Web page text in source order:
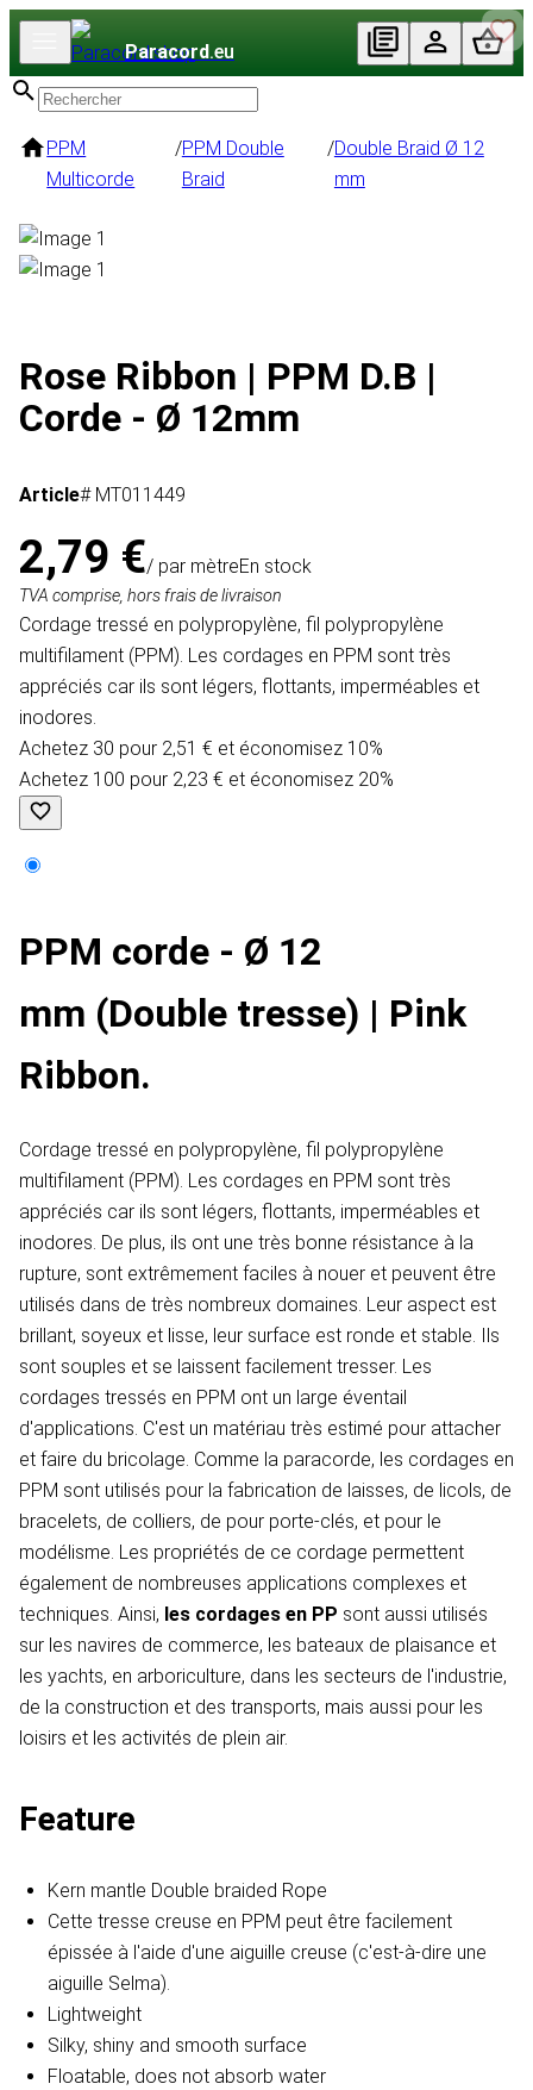
Paracord.eu
PPM
Multicorde
/PPM Double
Braid
/Double Braid Ø 12
mm
Rose Ribbon | PPM D.B |
Corde - Ø 12mm
Article# MT011449
2,79 €/ par mètreEn stock
TVA comprise, hors frais de livraison
Cordage tressé en polypropylène, fil polypropylène
multifilament (PPM). Les cordages en PPM sont très
appréciés car ils sont légers, flottants, imperméables et
inodores.
Achetez 30 pour 2,51 € et économisez 10%
Achetez 100 pour 2,23 € et économisez 20%
PPM corde - Ø 12
mm (Double tresse) | Pink
Ribbon.
Cordage tressé en polypropylène, fil polypropylène
multifilament (PPM). Les cordages en PPM sont très
appréciés car ils sont légers, flottants, imperméables et
inodores. De plus, ils ont une très bonne résistance à la
rupture, sont extrêmement faciles à nouer et peuvent être
utilisés dans de très nombreux domaines. Leur aspect est
brillant, soyeux et lisse, leur surface est ronde et stable. Ils
sont souples et se laissent facilement tresser. Les
cordages tressés en PPM ont un large éventail
d'applications. C'est un matériau très estimé pour attacher
et faire du bricolage. Comme la paracorde, les cordages en
PPM sont utilisés pour la fabrication de laisses, de licols, de
bracelets, de colliers, de pour porte-clés, et pour le
modélisme. Les propriétés de ce cordage permettent
également de nombreuses applications complexes et
techniques. Ainsi, les cordages en PP sont aussi utilisés
sur les navires de commerce, les bateaux de plaisance et
les yachts, en arboriculture, dans les secteurs de l'industrie,
de la construction et des transports, mais aussi pour les
loisirs et les activités de plein air.
Feature
Kern mantle Double braided Rope
Cette tresse creuse en PPM peut être facilement
épissée à l'aide d'une aiguille creuse (c'est-à-dire une
aiguille Selma).
Lightweight
Silky, shiny and smooth surface
Floatable, does not absorb water